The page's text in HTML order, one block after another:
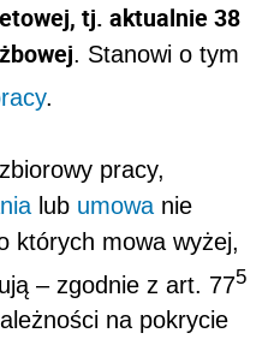
tj. aktualnie 38
. Stanowi o tym
.
pracy,
lub umowa nie
których mowa wyżej,
– zgodnie z art. 775
na pokrycie